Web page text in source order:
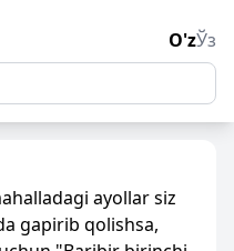
O'zЎз
ayollar siz
gapirib qolishsa,